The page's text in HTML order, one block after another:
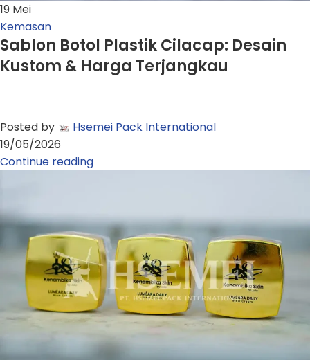
19 Mei
Kemasan
Sablon Botol Plastik Cilacap: Desain
Kustom & Harga Terjangkau
Posted by
Hsemei Pack International
19/05/2026
Continue reading